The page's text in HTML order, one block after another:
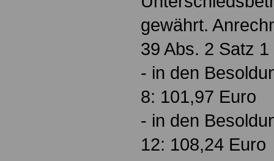
gewährt.
39 Abs. 2 Satz
- in den
8: 101,97 Euro
- in den
12: 108,24 Euro